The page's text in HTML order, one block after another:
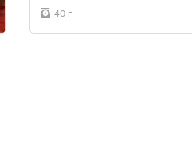
Минимальный заказ — 10 шт.
40 г